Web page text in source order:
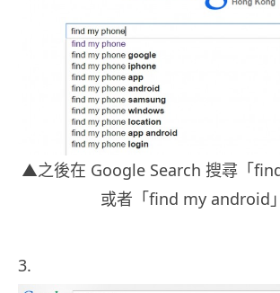
▲之後在 Google Search 搜尋「
或者「find my android
3.